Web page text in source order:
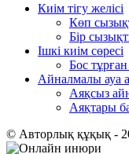
Киім тігу желісі
Көп
Бір
Ішкі киім сөресі
Бос тұрған
Айналмалы ауа
Аяқсыз
Аяқтары
© Авторлық құқық -